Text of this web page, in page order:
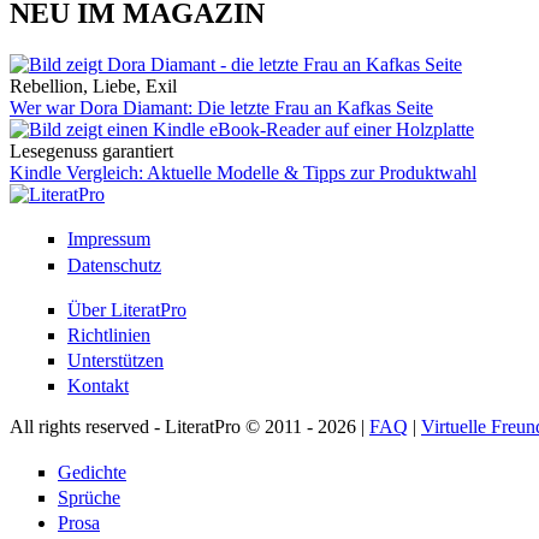
NEU IM MAGAZIN
Rebellion, Liebe, Exil
Wer war Dora Diamant: Die letzte Frau an Kafkas Seite
Lesegenuss garantiert
Kindle Vergleich: Aktuelle Modelle & Tipps zur Produktwahl
Impressum
Datenschutz
Über LiteratPro
Richtlinien
Unterstützen
Kontakt
All rights reserved - LiteratPro © 2011 - 2026 | FAQ | Virtuelle
Gedichte
Sprüche
Prosa